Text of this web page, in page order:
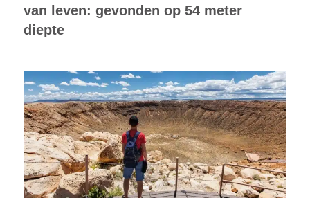
van leven: gevonden op 54 meter
diepte